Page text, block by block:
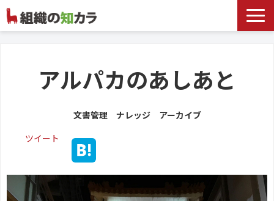
お役立ち記事
記事カテゴリ一覧
お客様事例
アルパカのあしあと
文書管理 ナレッジ アーカイブ
ツイート